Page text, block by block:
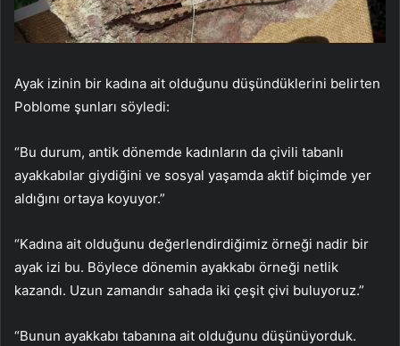
Ayak izinin bir kadına ait olduğunu düşündüklerini belirten
Poblome şunları söyledi:
“Bu durum, antik dönemde kadınların da çivili tabanlı
ayakkabılar giydiğini ve sosyal yaşamda aktif biçimde yer
aldığını ortaya koyuyor.”
“Kadına ait olduğunu değerlendirdiğimiz örneği nadir bir
ayak izi bu. Böylece dönemin ayakkabı örneği netlik
kazandı. Uzun zamandır sahada iki çeşit çivi buluyoruz.”
“Bunun ayakkabı tabanına ait olduğunu düşünüyorduk.